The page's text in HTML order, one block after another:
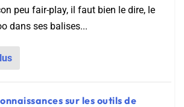
peu fair-play, il faut bien le dire, le
dans ses balises...
sur les outils de